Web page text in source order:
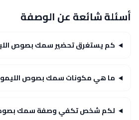
أسئلة شائعة عن الوصفة
كم يستغرق تحضير سمك بصوص
ما هي مكونات سمك بصوص
لكم شخص تكفي وصفة سمك بصوص